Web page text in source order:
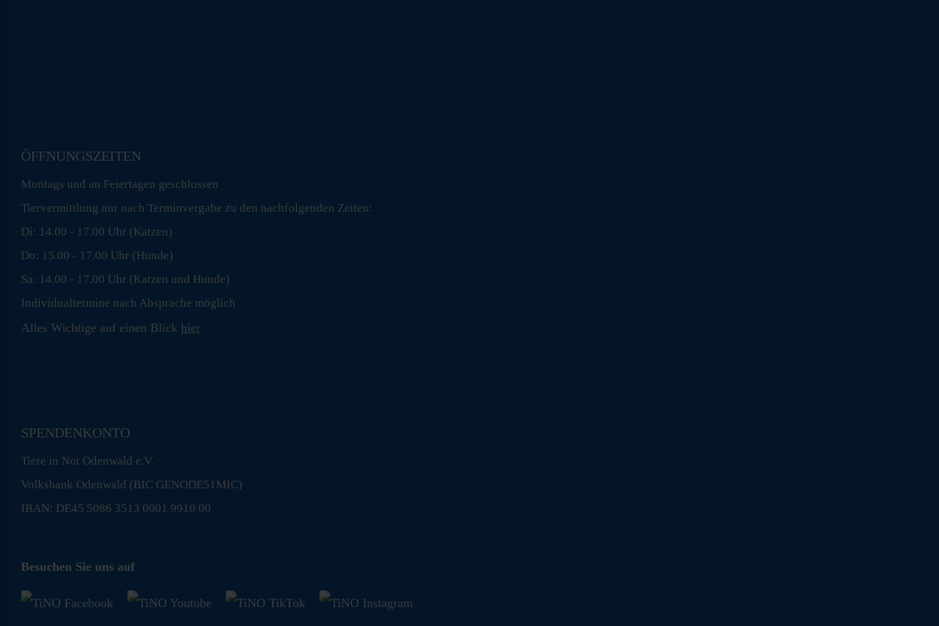
ÖFFNUNGSZEITEN
Montags und an Feiertagen geschlossen
Tiervermittlung nur nach Terminvergabe zu den nachfolgenden Zeiten:
Di: 14.00 - 17.00 Uhr (Katzen)
Do: 15.00 - 17.00 Uhr (Hunde)
Sa: 14.00 - 17.00 Uhr (Katzen und Hunde)
Individualtermine nach Absprache möglich
Alles Wichtige auf einen Blick hier
SPENDENKONTO
Tiere in Not Odenwald e.V.
Volksbank Odenwald (BIC GENODE51MIC)
IBAN: DE45 5086 3513 0001 9910 00
Besuchen Sie uns auf